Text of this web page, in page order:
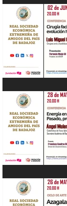
Recital de
Beatriz
"Cirugía
transgénero:
Luis M.
“Energía en
presente y